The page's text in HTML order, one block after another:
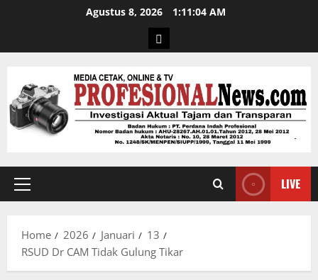
Agustus 8, 2026 1:11:05 AM
LIVE
Home 2026 Januari
13
RSUD Dr CAM Tidak Gulung Tikar